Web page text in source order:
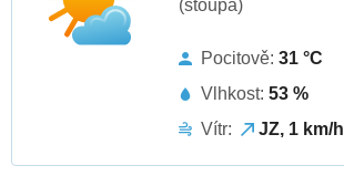
(stoupá)
Pocitově: 31 °C
Vlhkost: 53 %
Vítr:
JZ, 1 km/h